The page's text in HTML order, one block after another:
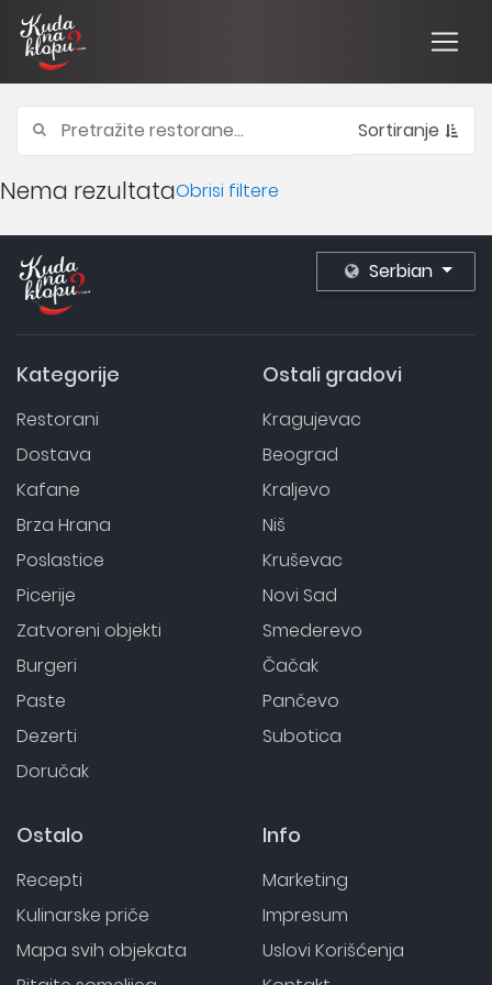
Sortiranje
Nema rezultataObrisi filtere
Serbian
Kategorije
Restorani
Dostava
Kafane
Brza Hrana
Poslastice
Picerije
Zatvoreni objekti
Burgeri
Paste
Dezerti
Doručak
Ostali gradovi
Kragujevac
Beograd
Kraljevo
Niš
Kruševac
Novi Sad
Smederevo
Čačak
Pančevo
Subotica
Ostalo
Recepti
Kulinarske priče
Mapa svih objekata
Info
Marketing
Impresum
Uslovi Korišćenja